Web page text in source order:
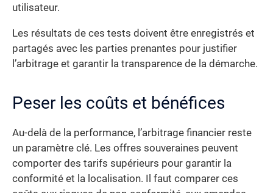
utilisateur.
Les résultats de ces tests doivent être enregistrés et
partagés avec les parties prenantes pour justifier
l’arbitrage et garantir la transparence de la démarche.
Peser les coûts et bénéfices
Au-delà de la performance, l’arbitrage financier reste
un paramètre clé. Les offres souveraines peuvent
comporter des tarifs supérieurs pour garantir la
conformité et la localisation. Il faut comparer ces